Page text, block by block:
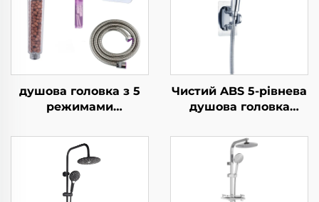
душова головка з 5
режимами
хромовим покриттям
- новий матеріал АБС,
душова головка з
фільтром для чистого
Чистий ABS 5-рівнева
душова головка
електрохромуванням,
ультратовста,
довговічна
силиконова